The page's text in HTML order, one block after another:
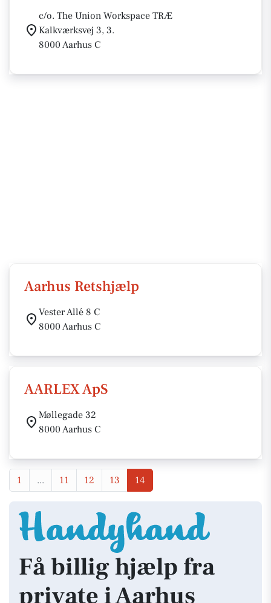
c/o. The Union Workspace TRÆ
Kalkværksvej 3, 3.
8000 Aarhus C
Aarhus Retshjælp
Vester Allé 8 C
8000 Aarhus C
AARLEX ApS
Møllegade 32
8000 Aarhus C
1 ... 11 12 13 14
Få billig hjælp fra
private i Aarhus